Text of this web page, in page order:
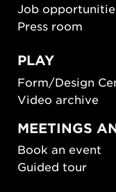
Job
Press room
PLAY
Form/Design
Video archive
MEETINGS
Book an event
Guided tour